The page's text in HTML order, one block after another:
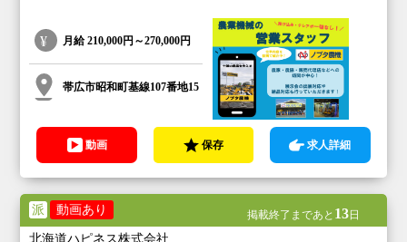
月給210,000円～270,000円
帯広市昭和町基線107番地15
動画 保存 求人詳細
派 動画あり 掲載終了まであと 13日
北海道ハピネス株式会社